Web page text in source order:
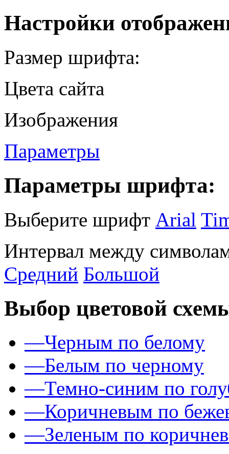
Настройки
Размер шрифта:
Цвета сайта
Изображения
Параметры
Параметры шрифта:
Выберите шрифт Arial
Интервал между
Средний Большой
Выбор цветовой
—Черным по белому
—Белым по черному
—Темно-синим по
—Коричневым по
—Зеленым по